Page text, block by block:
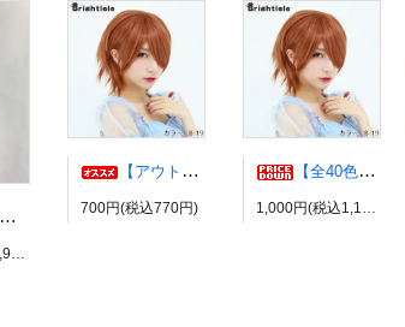
【アウトレット】有栖川帝統イヤーカフ ヒプノシスマイク風 ダイス だいす ヒプマイ
【アウトレット】コスプレウィッグ ブライトララ【展示品】
700円(税込770円)
【全40色】エアリーウルフ コスプレウィッグ ブライトララ
1,000円(税込1,100円)